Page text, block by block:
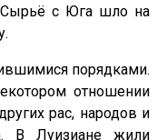
Сырьё с Юга шло на
порядками.
отношении
рас, народов и
В Луизиане жили